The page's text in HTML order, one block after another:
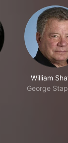
William
George